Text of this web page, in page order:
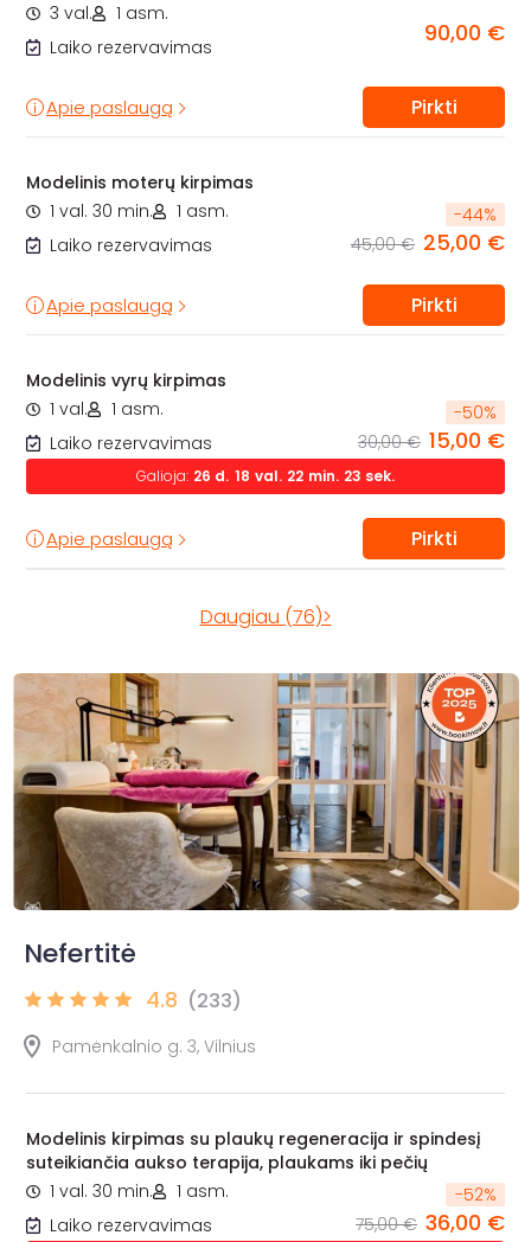
3 val.
1 asm.
Laiko rezervavimas
90,00 €
Apie paslaugą Pirkti
Modelinis moterų kirpimas
1 val. 30 min.
1 asm.
Laiko rezervavimas
-44%
45,00 € 25,00 €
Apie paslaugą Pirkti
Modelinis vyrų kirpimas
1 val.
1 asm.
Laiko rezervavimas
-50%
30,00 € 15,00 €
Galioja: 26 d. 18 val. 22 min. 22 sek.
Apie paslaugą Pirkti
Daugiau (76)>
Nefertitė
4.8 (233)
Pamėnkalnio g. 3, Vilnius
Modelinis kirpimas su plaukų regeneracija ir spindesį
suteikiančia aukso terapija, plaukams iki pečių
1 val. 30 min.
1 asm.
Laiko rezervavimas
-52%
75,00 € 36,00 €